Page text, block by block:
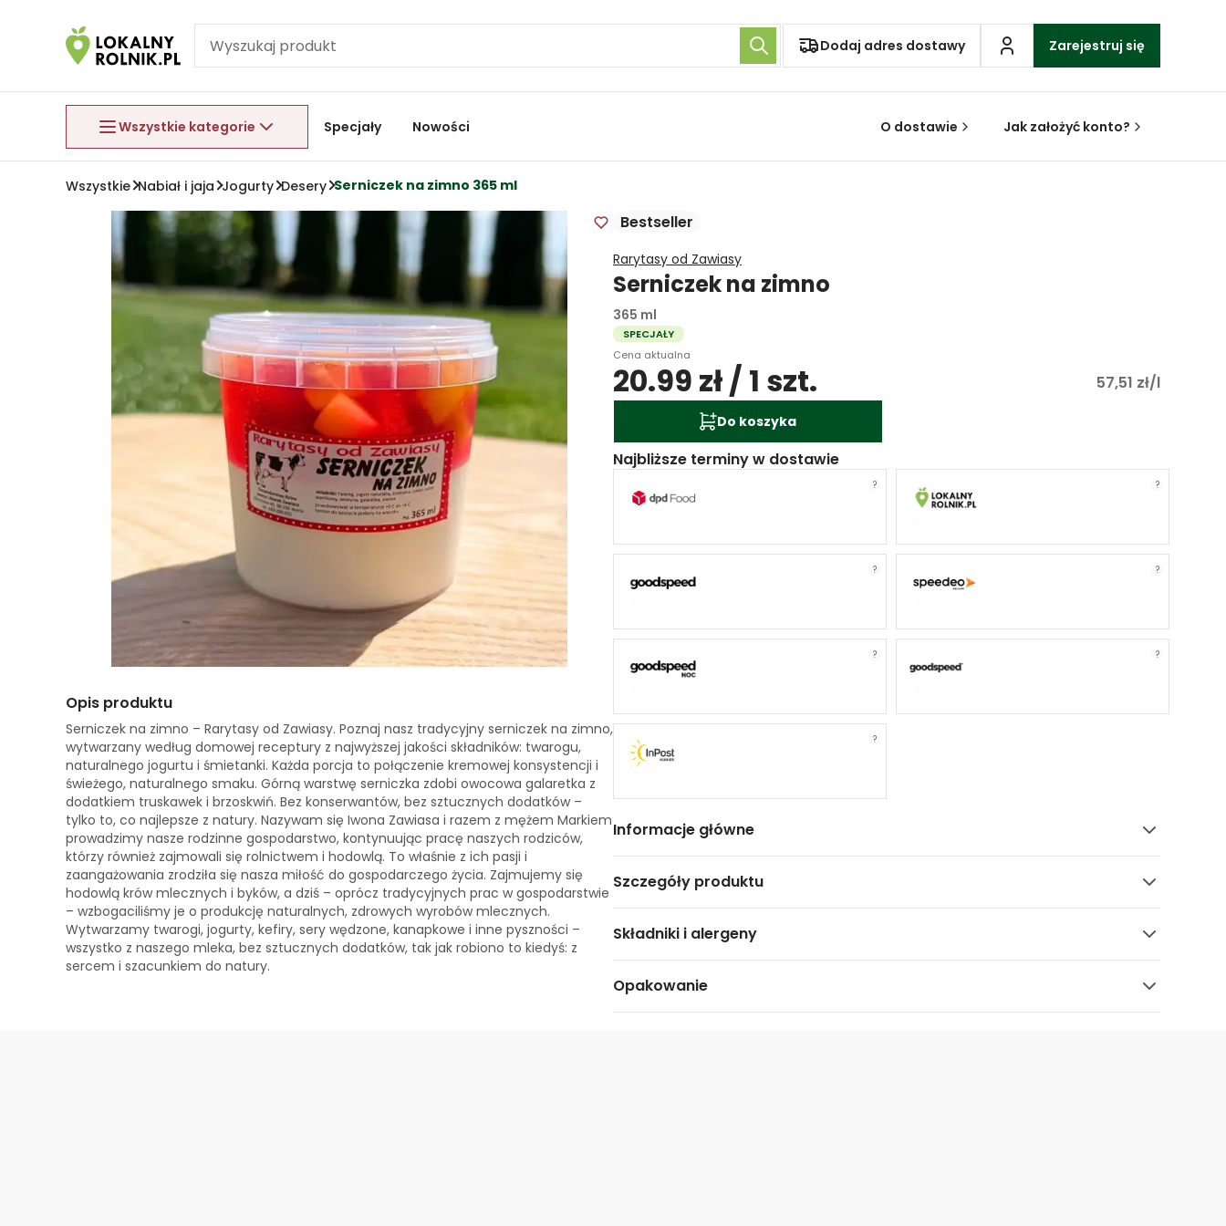
Dodaj adres dostawy Zarejestruj się
Wszystkie kategorie
Aby wyjść z menu, naciśnij przycisk Esc.
Specjały
Nowości O dostawie Jak założyć konto?
Wszystkie Nabiał i jaja Jogurty Desery Serniczek na zimno 365 ml
Opis produktu
Serniczek na zimno – Rarytasy od Zawiasy. Poznaj nasz tradycyjny serniczek na zimno,
wytwarzany według domowej receptury z najwyższej jakości składników: twarogu,
naturalnego jogurtu i śmietanki. Każda porcja to połączenie kremowej konsystencji i
świeżego, naturalnego smaku. Górną warstwę serniczka zdobi owocowa galaretka z
dodatkiem truskawek i brzoskwiń. Bez konserwantów, bez sztucznych dodatków –
tylko to, co najlepsze z natury. Nazywam się Iwona Zawiasa i razem z mężem Markiem
prowadzimy nasze rodzinne gospodarstwo, kontynuując pracę naszych rodziców,
którzy również zajmowali się rolnictwem i hodowlą. To właśnie z ich pasji i
zaangażowania zrodziła się nasza miłość do gospodarczego życia. Zajmujemy się
hodowlą krów mlecznych i byków, a dziś – oprócz tradycyjnych prac w gospodarstwie
– wzbogaciliśmy je o produkcję naturalnych, zdrowych wyrobów mlecznych.
Wytwarzamy twarogi, jogurty, kefiry, sery wędzone, kanapkowe i inne pyszności –
wszystko z naszego mleka, bez sztucznych dodatków, tak jak robiono to kiedyś: z
sercem i szacunkiem do natury.
Bestseller
Rarytasy od Zawiasy
Serniczek na zimno
365 ml
SPECJAŁY
Cena aktualna
20.99 zł / 1 szt. 57,51 zł/l
Do koszyka
Najbliższe terminy w dostawie
? ?
? ?
? ?
?
Informacje główne
Szczegóły produktu
Składniki i alergeny
Opakowanie